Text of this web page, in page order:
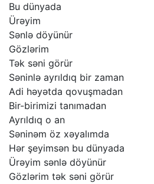
Bu dünyada
Ürəyim
Sənlə döyünür
Gözlərim
Tək səni görür
Səninlə ayrıldıq bir zaman
Adi həyətda qovuşmadan
Bir-birimizi tanımadan
Ayrıldıq o an
Səninəm öz xəyalımda
Hər şeyimsən bu dünyada
Ürəyim sənlə döyünür
Gözlərim tək səni görür